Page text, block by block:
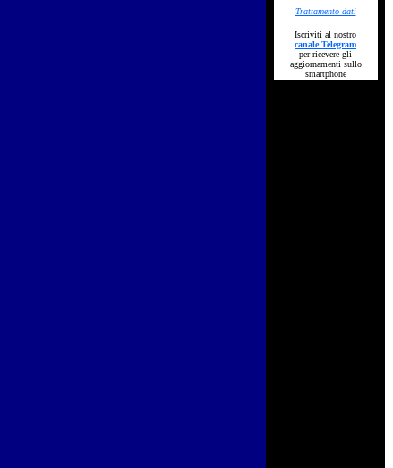
Trattamento dati
Iscriviti al nostro
canale Telegram
per ricevere gli
aggiornamenti sullo
smartphone